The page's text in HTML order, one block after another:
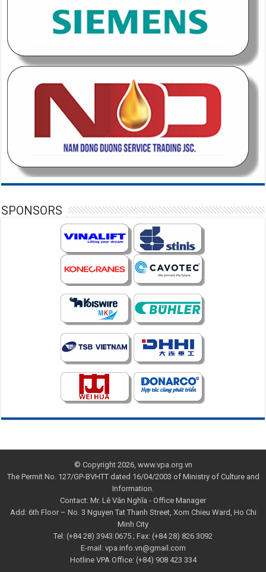
SPONSORS
© Copyright 2026, www.vpa.org.vn
The Permit No. 127/GP-BVHTT dated 16/04/2003 of Ministry of Culture and
Information.
Contact: Mr. Lê Văn Nghĩa - Office Manager
Add: 6th Floor – No. 3 Nguyen Tat Thanh Street, Xom Chieu Ward, Ho Chi
Minh City
Tel: (+84 28) 3943 0675 ; Fax: (+84 28) 826 3092
E-mail: vpa.info.vn@gmail.com
Hotline VPA Office: (+84) 908 423 334